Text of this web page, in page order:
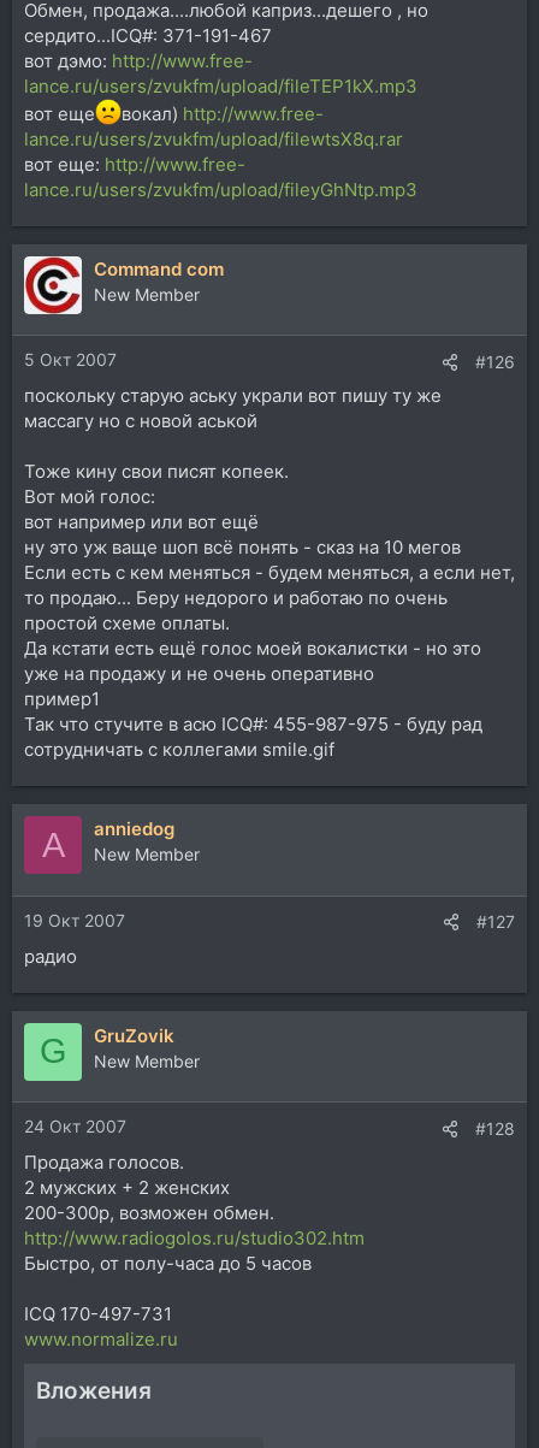
Обмен, продажа....любой каприз...дешего , но
сердито...ICQ#: 371-191-467
вот дэмо: http://www.free-
lance.ru/users/zvukfm/upload/fileTEP1kX.mp3
вот еще
вокал) http://www.free-
lance.ru/users/zvukfm/upload/filewtsX8q.rar
вот еще: http://www.free-
lance.ru/users/zvukfm/upload/fileyGhNtp.mp3
Command com
New Member
5 Окт 2007 #126
поскольку старую аську украли вот пишу ту же
массагу но с новой аськой
Тоже кину свои писят копеек.
Вот мой голос:
вот например или вот ещё
ну это уж ваще шоп всё понять - сказ на 10 мегов
Если есть с кем меняться - будем меняться, а если нет,
то продаю... Беру недорого и работаю по очень
простой схеме оплаты.
Да кстати есть ещё голос моей вокалистки - но это
уже на продажу и не очень оперативно
пример1
Так что стучите в асю ICQ#: 455-987-975 - буду рад
сотрудничать с коллегами smile.gif
A anniedog
New Member
19 Окт 2007 #127
радио
G GruZovik
New Member
24 Окт 2007 #128
Продажа голосов.
2 мужских + 2 женских
200-300р, возможен обмен.
http://www.radiogolos.ru/studio302.htm
Быстро, от полу-часа до 5 часов
ICQ 170-497-731
www.normalize.ru
Вложения